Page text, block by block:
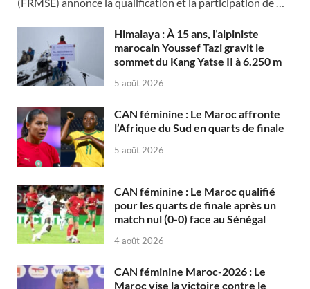
Himalaya : À 15 ans, l’alpiniste
marocain Youssef Tazi gravit le
sommet du Kang Yatse II à 6.250 m
5 août 2026
CAN féminine : Le Maroc affronte
l’Afrique du Sud en quarts de finale
5 août 2026
CAN féminine : Le Maroc qualifié
pour les quarts de finale après un
match nul (0-0) face au Sénégal
4 août 2026
CAN féminine Maroc-2026 : Le
Maroc vise la victoire contre le